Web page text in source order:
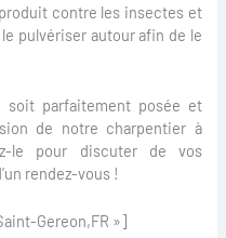
contre les insectes et
pulvériser autour afin de le
soit parfaitement posée et
de notre charpentier à
le pour discuter de vos
rendez-vous !
Gereon,FR »]